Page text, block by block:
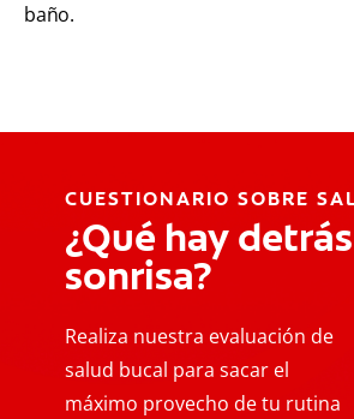
baño.
CUESTIONARIO SOBRE
¿Qué hay
sonrisa?
Realiza nuestra evaluación de
salud bucal para sacar el
máximo provecho de tu rutina